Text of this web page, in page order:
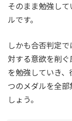
そのまま勉強し
ルです。
しかも合否判定
対する意欲を削
を勉強していき
つのメダルを全
しょう。